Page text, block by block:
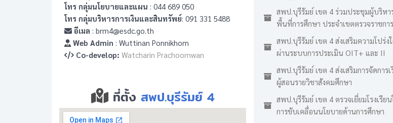
โทร กลุ่มนโยบายและแผน : 044 689 050
โทร กลุ่มบริหารการเงินและสินทรัพย์: 091 331 5488
อีเมล : brm4@esdc.go.th
Web Admin : Wuttinan Ponnikhom
Co-develop: Watcharin Prachoomwan
ที่ตั้ง สพป.บุรีรัมย์ 4
สพป.บุรีรัมย์ เขต 4 ร่วมประชุมผู้บริหา
พื้นที่การศึกษา ประจำเขตตรวจราชกา
สพป.บุรีรัมย์ เขต 4 ส่งเสริมความโปร่ง
ผ่านระบบการประเมิน OIT+ และ II
สพป.บุรีรัมย์ เขต 4 ส่งเสริมการจัดการ
ผู้สอนรายวิชาสังคมศึกษา
สพป.บุรีรัมย์ เขต 4 ตรวจเยี่ยมโรงเรีย
การขับเคลื่อนนโยบายด้านการศึกษา